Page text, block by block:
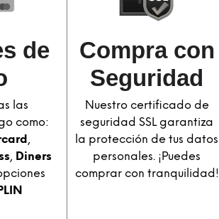
de
las
como:
,
, Diners
Compra con
Seguridad​
Nuestro certificado de
seguridad SSL garantiza
la protección de tus datos
personales. ¡Puedes
comprar con tranquilidad!